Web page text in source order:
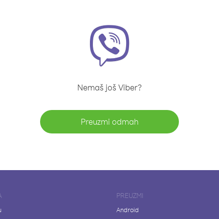
Nemaš još Viber?
Preuzmi odmah
PREUZMI
Android